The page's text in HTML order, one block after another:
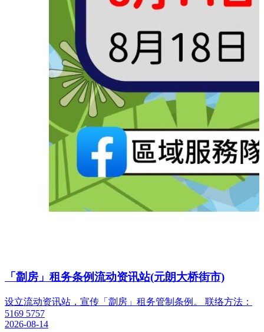
「劏房」租务条例流动资讯站(元朗大桥街市)
设立流动资讯站，宣传「劏房」租务管制条例。 联络方法：
5169 5757
2026-08-14